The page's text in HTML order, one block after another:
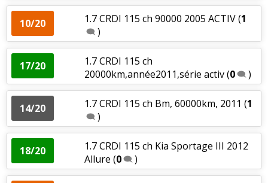
10/20 1.7 CRDI 115 ch 90000 2005 ACTIV(1
)
17/20
1.7 CRDI 115 ch
20000km,année2011,série activ(0 )
14/20 1.7 CRDI 115 ch Bm, 60000km, 2011 (1
)
18/20
1.7 CRDI 115 ch Kia Sportage III 2012
Allure (0 )